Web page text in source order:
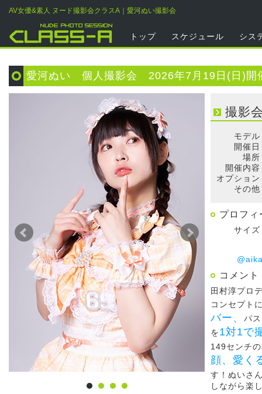
AV女優&素人 ヌード撮影会クラスA｜愛河ぬい撮影会
トップ スケジュール シス
愛河ぬい 個人撮影会 2026年7月19日(日)開
撮影
モデル
開催
場所
開催内容
オプション
その他
プロフィ
サイズ
コメント
田村淳プロ
コンセプト
バー、
パ
を1対1で
149センチ
顔、愛く
す！ぬいさ
しながら楽